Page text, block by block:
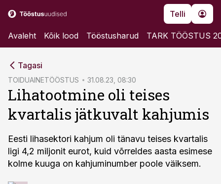
Telli
Avaleht Kõik lood Tööstusharud TARK TÖÖSTUS
Tagasi
TOIDUAINETÖÖSTUS 31.08.23, 08:30
Lihatootmine oli teises
kvartalis jätkuvalt kahjumis
Eesti lihasektori kahjum oli tänavu teises kvartalis
ligi 4,2 miljonit eurot, kuid võrreldes aasta esimese
kolme kuuga on kahjuminumber poole väiksem.